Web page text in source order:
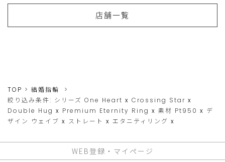
店舗一覧
TOP
結婚指輪
絞り込み条件: シリーズ One Heart x Crossing Star x
Double Hug x Premium Eternity Ring x 素材 Pt950 x デ
ザイン ウェイブ x ストレート x エタニティリング x
WEB登録・マイページ